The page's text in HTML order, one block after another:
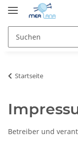
Startseite
Betreiber und